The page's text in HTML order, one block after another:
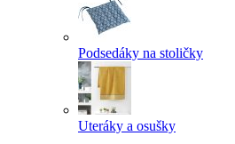
Podsedáky na stoličky
Uteráky a osušky